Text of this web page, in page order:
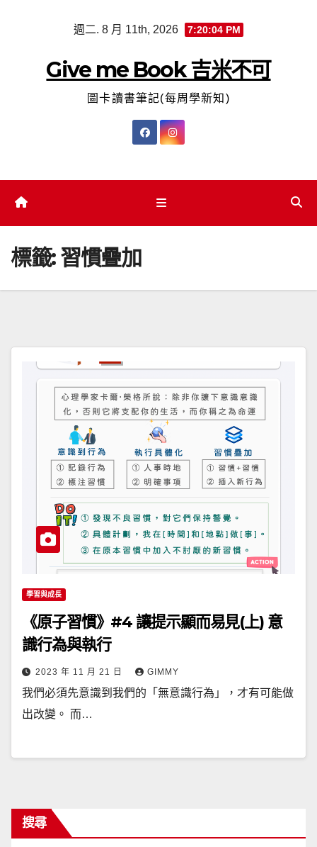
週二. 8 月 11th, 2026 7:20:05 PM
Give me Book 吉米不可
圖卡讀書筆記(每周學新知)
標籤:習慣疊加
學習與成長
《原子習慣》#4 讓提示顯而易見(上) 意
識行為與執行
2023 年 11 月 21 日 GIMMY
我們必須先意識到我們的「無意識行為」，才有可能做
出改變。 而…
搜尋